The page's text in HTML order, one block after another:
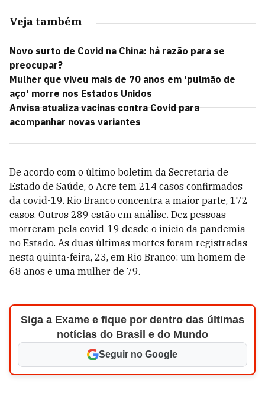
Veja também
Novo surto de Covid na China: há razão para se
preocupar?
Mulher que viveu mais de 70 anos em 'pulmão de
aço' morre nos Estados Unidos
Anvisa atualiza vacinas contra Covid para
acompanhar novas variantes
De acordo com o último boletim da Secretaria de
Estado de Saúde, o Acre tem 214 casos confirmados
da covid-19. Rio Branco concentra a maior parte, 172
casos. Outros 289 estão em análise. Dez pessoas
morreram pela covid-19 desde o início da pandemia
no Estado. As duas últimas mortes foram registradas
nesta quinta-feira, 23, em Rio Branco: um homem de
68 anos e uma mulher de 79.
Siga a Exame e fique por dentro das últimas
notícias do Brasil e do Mundo
Seguir no Google